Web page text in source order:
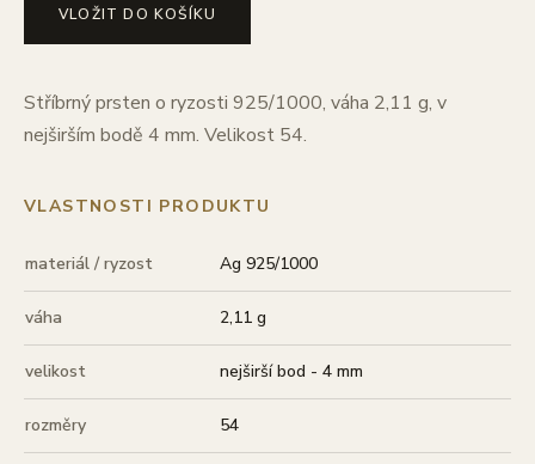
VLOŽIT DO KOŠÍKU
Stříbrný prsten o ryzosti 925/1000, váha 2,11 g, v
nejširším bodě 4 mm. Velikost 54.
VLASTNOSTI PRODUKTU
materiál / ryzost Ag 925/1000
váha 2,11 g
velikost nejširší bod - 4 mm
rozměry 54